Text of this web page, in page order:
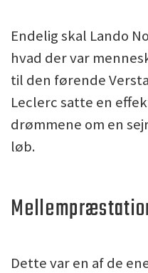
Endelig skal Lando
hvad der var
til den førende
Leclerc satte en
drømmene om en
løb.
Dette var en af de